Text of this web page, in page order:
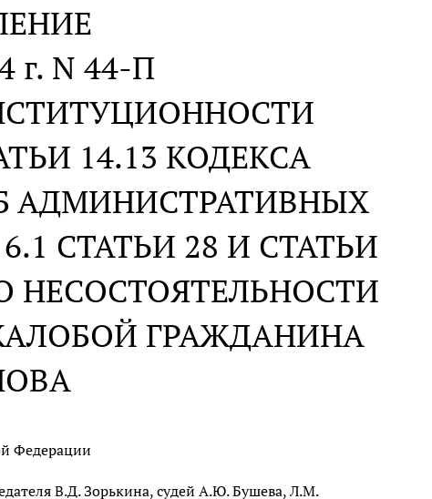
г. N 44-П
14.13 КОДЕКСА
АДМИНИСТРАТИВНЫХ
СТАТЬИ 28 И СТАТЬИ
НЕСОСТОЯТЕЛЬНОСТИ
ГРАЖДАНИНА
Федерации
В.Д. Зорькина, судей А.Ю. Бушева, Л.М.